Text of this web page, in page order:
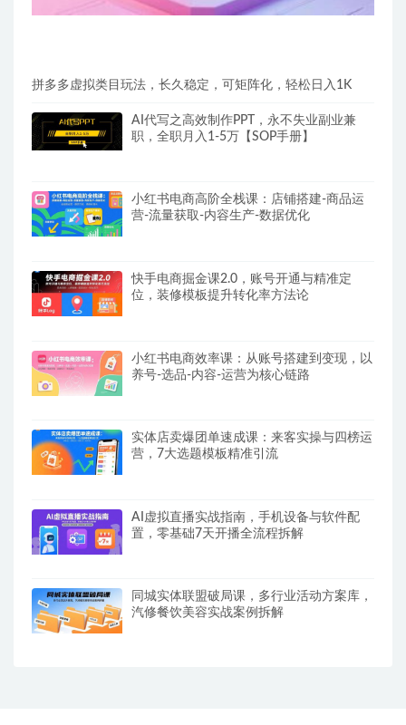
拼多多虚拟类目玩法，长久稳定，可矩阵化，轻松日入1K
AI代写之高效制作PPT，永不失业副业兼
职，全职月入1-5万【SOP手册】
小红书电商高阶全栈课：店铺搭建-商品运
营-流量获取-内容生产-数据优化
快手电商掘金课2.0，账号开通与精准定
位，装修模板提升转化率方法论
小红书电商效率课：从账号搭建到变现，以
养号-选品-内容-运营为核心链路
实体店卖爆团单速成课：来客实操与四榜运
营，7大选题模板精准引流
AI虚拟直播实战指南，手机设备与软件配
置，零基础7天开播全流程拆解
同城实体联盟破局课，多行业活动方案库，
汽修餐饮美容实战案例拆解